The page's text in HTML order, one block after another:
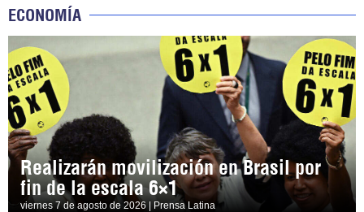
ECONOMÍA
Realizarán movilización en Brasil por
fin de la escala 6×1
viernes 7 de agosto de 2026 | Prensa Latina